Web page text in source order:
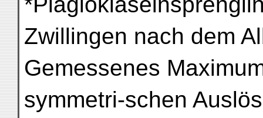
Zwillingen nach dem
Gemessenes
symmetri-schen